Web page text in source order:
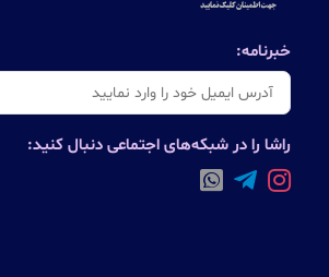
خبرنامه:
راشا را در شبکه‌های اجتماعی دنبال کنید: